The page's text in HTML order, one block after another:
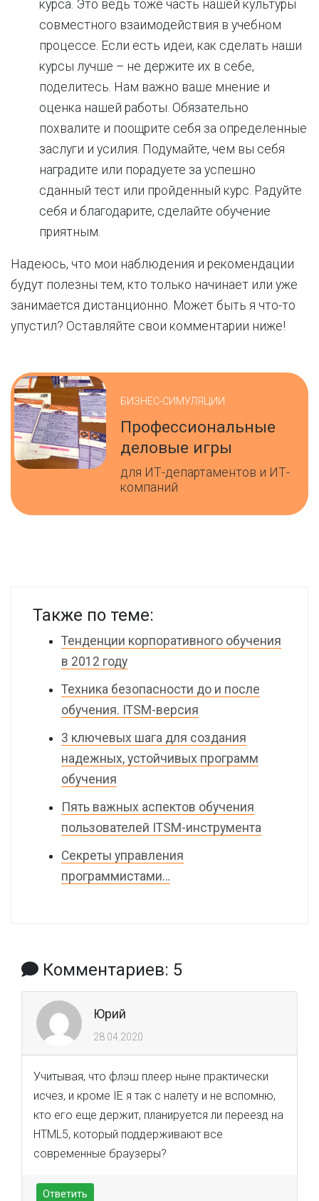
курса. Это ведь тоже часть нашей культуры
совместного взаимодействия в учебном
процессе. Если есть идеи, как сделать наши
курсы лучше – не держите их в себе,
поделитесь. Нам важно ваше мнение и
оценка нашей работы. Обязательно
похвалите и поощрите себя за определенные
заслуги и усилия. Подумайте, чем вы себя
наградите или порадуете за успешно
сданный тест или пройденный курс. Радуйте
себя и благодарите, сделайте обучение
приятным.
Надеюсь, что мои наблюдения и рекомендации
будут полезны тем, кто только начинает или уже
занимается дистанционно. Может быть я что-то
упустил? Оставляйте свои комментарии ниже!
БИЗНЕС-СИМУЛЯЦИИ
Профессиональные
деловые игры
для ИТ-департаментов и ИТ-
компаний
Также по теме:
Тенденции корпоративного обучения
в 2012 году
Техника безопасности до и после
обучения. ITSM-версия
3 ключевых шага для создания
надежных, устойчивых программ
обучения
Пять важных аспектов обучения
пользователей ITSM-инструмента
Секреты управления
программистами…
Комментариев: 5
Юрий
28.04.2020
Учитывая, что флэш плеер ныне практически
исчез, и кроме IE я так с налету и не вспомню,
кто его еще держит, планируется ли переезд на
HTML5, который поддерживают все
современные браузеры?
Ответить